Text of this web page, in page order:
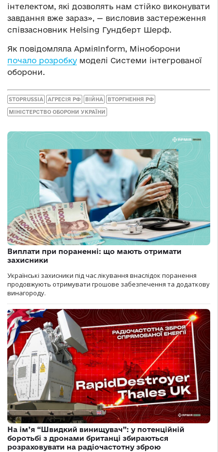
інтелектом, які дозволять нам стійко виконувати
завдання вже зараз», — висловив застереження
співзасновник Helsing Гундберт Шерф.
Як повідомляла АрміяInform, Міноборони
почало розробку моделі Системи інтегрованої
оборони.
STOPRUSSIA АГРЕСІЯ РФ ВІЙНА ВТОРГНЕННЯ РФ
МІНІСТЕРСТВО ОБОРОНИ УКРАЇНИ
Виплати при пораненні: що мають отримати
захисники
Українські захисники під час лікування внаслідок поранення
продовжують отримувати грошове забезпечення та додаткову
винагороду.
На ім’я “Швидкий винищувач”: у потенційній
боротьбі з дронами британці збираються
розраховувати на радіочастотну зброю